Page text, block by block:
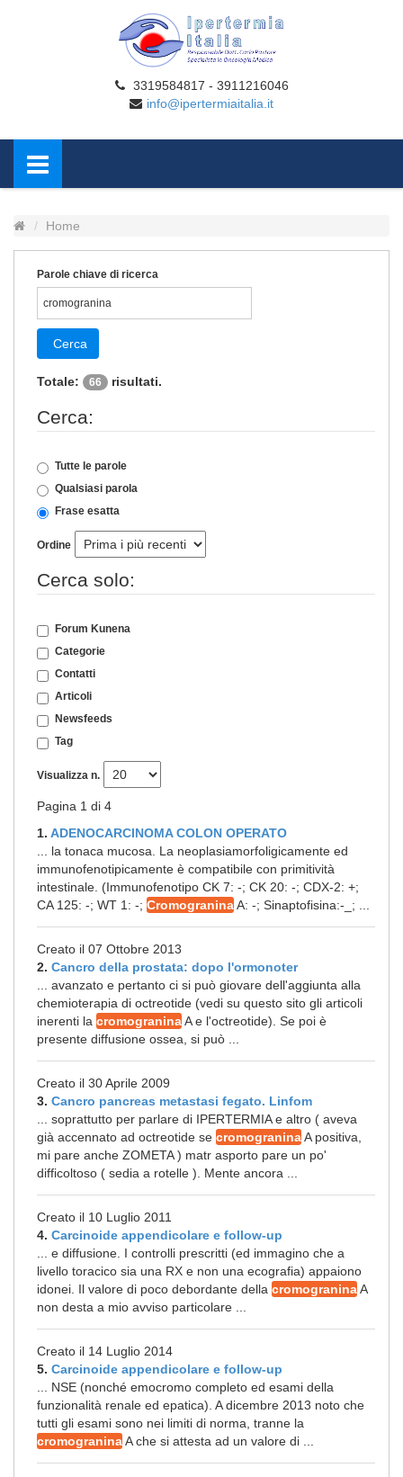
3319584817 - 3911216046
info@ipertermiaitalia.it
Home
Parole chiave di ricerca
Cerca
Totale: 66 risultati.
Cerca:
Tutte le parole
Qualsiasi parola
Frase esatta
Ordine
Cerca solo:
Forum Kunena
Categorie
Contatti
Articoli
Newsfeeds
Tag
Visualizza n.
Pagina 1 di 4
1. ADENOCARCINOMA COLON OPERATO
... la tonaca mucosa. La neoplasiamorfoligicamente ed
immunofenotipicamente è compatibile con primitività
intestinale. (Immunofenotipo CK 7: -; CK 20: -; CDX-2: +;
CA 125: -; WT 1: -; CromograninaA: -; Sinaptofisina:-_; ...
Creato il 07 Ottobre 2013
2. Cancro della prostata: dopo l'ormonoter
... avanzato e pertanto ci si può giovare dell'aggiunta alla
chemioterapia di octreotide (vedi su questo sito gli articoli
inerenti la cromograninaA e l'octreotide). Se poi è
presente diffusione ossea, si può ...
Creato il 30 Aprile 2009
3. Cancro pancreas metastasi fegato. Linfom
... soprattutto per parlare di IPERTERMIA e altro ( aveva
già accennato ad octreotide se cromograninaA positiva,
mi pare anche ZOMETA ) matr asporto pare un po'
difficoltoso ( sedia a rotelle ). Mente ancora ...
Creato il 10 Luglio 2011
4. Carcinoide appendicolare e follow-up
... e diffusione. I controlli prescritti (ed immagino che a
livello toracico sia una RX e non una ecografia) appaiono
idonei. Il valore di poco debordante della cromograninaA
non desta a mio avviso particolare ...
Creato il 14 Luglio 2014
5. Carcinoide appendicolare e follow-up
... NSE (nonché emocromo completo ed esami della
funzionalità renale ed epatica). A dicembre 2013 noto che
tutti gli esami sono nei limiti di norma, tranne la
cromograninaA che si attesta ad un valore di ...